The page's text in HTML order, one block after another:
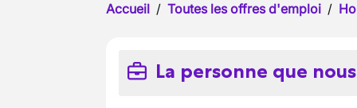
Accueil / Toutes les offres d'emploi /
La personne que